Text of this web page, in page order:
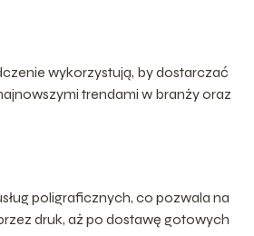
wykorzystują, by dostarczać
trendami w branży oraz
poligraficznych, co pozwala na
druk, aż po dostawę gotowych